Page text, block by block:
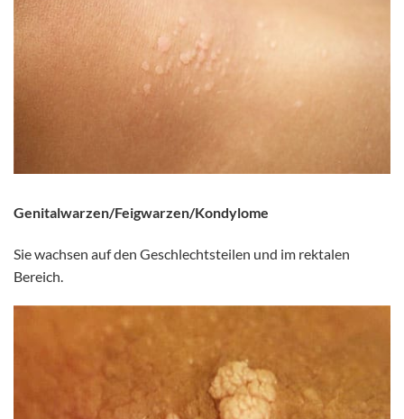
Genitalwarzen/Feigwarzen/Kondylome
Sie wachsen auf den Geschlechtsteilen und im rektalen
Bereich.